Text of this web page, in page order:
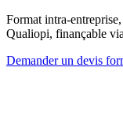
Format intra-
Qualiopi, finançable
Demander un devis